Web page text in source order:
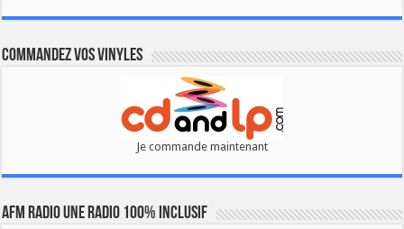
Commandez vos vinyles
Je commande maintenant
AFM RADIO UNE RADIO 100% INCLUSIF